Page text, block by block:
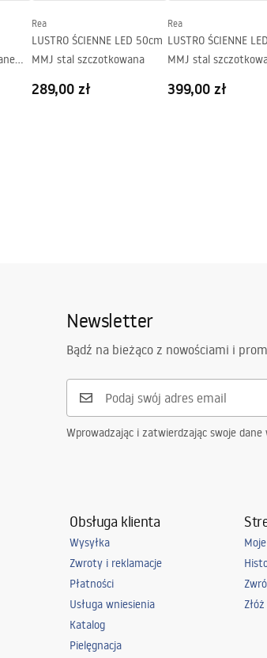
brodzika
24 miesiące
Rea
LUSTRO ŚCIENNE LED 50cm
MMJ stal szczotkowana
289,00 zł
Rea
LUSTRO ŚCIENNE
MMJ stal
399,00 zł
Newsletter
Bądź na bieżąco z nowościami i
Wprowadzając i zatwierdzając swoje
Obsługa klienta
Wysyłka
Zwroty i reklamacje
Płatności
Usługa wniesienia
Katalog
Pielęgnacja